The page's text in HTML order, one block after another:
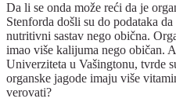
Da li se onda može reći da je
Stenforda došli su do podataka
nutritivni sastav nego obična.
imao više kalijuma nego običan.
Univerziteta u Vašingtonu, tvrde
organske jagode imaju više
verovati?